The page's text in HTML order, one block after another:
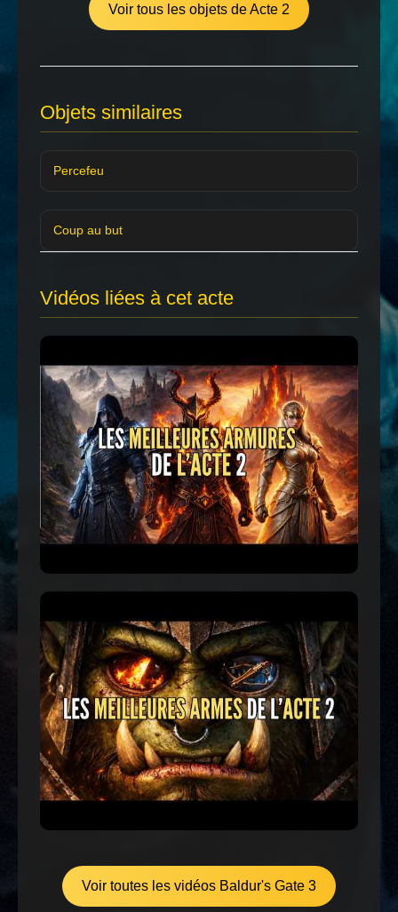
Voir tous les objets de Acte 2
Objets similaires
Percefeu
Coup au but
Vidéos liées à cet acte
Voir toutes les vidéos Baldur's Gate 3